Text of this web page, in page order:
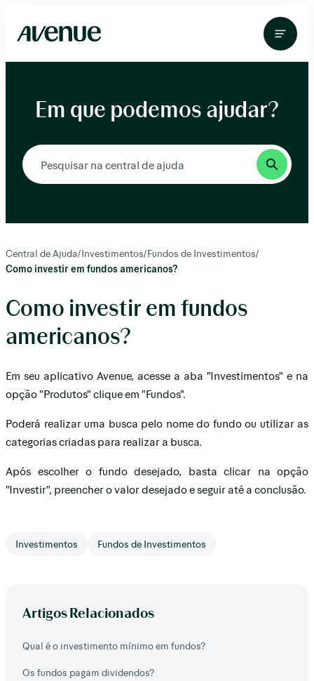
para
conteúdo
Em que podemos ajudar?
Central de Ajuda/Investimentos/Fundos de Investimentos/
Como investir em fundos americanos?
Como investir em fundos
americanos?
Em seu aplicativo Avenue, acesse a aba "Investimentos" e na
opção "Produtos" clique em "Fundos".
Poderá realizar uma busca pelo nome do fundo ou utilizar as
categorias criadas para realizar a busca.
Após escolher o fundo desejado, basta clicar na opção
"Investir", preencher o valor desejado e seguir até a conclusão.
Investimentos Fundos de Investimentos
Artigos Relacionados
Qual é o investimento mínimo em fundos?
Os fundos pagam dividendos?